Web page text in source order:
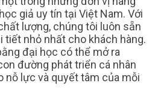
giả uy tín tại Việt Nam. Với
lượng, chúng tôi luôn sẵn
tiết nhỏ nhất cho khách hàng.
đại học có thể mở ra
đường phát triển cá nhân
nỗ lực và quyết tâm của mỗi